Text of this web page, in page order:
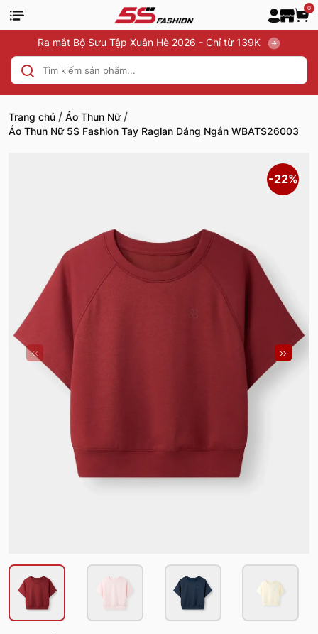
0
Ra mắt Bộ Sưu Tập Xuân Hè 2026 - Chỉ từ 139K
Trang chủ / Áo Thun Nữ /
Áo Thun Nữ 5S Fashion Tay Raglan Dáng Ngắn WBATS26003
-22%